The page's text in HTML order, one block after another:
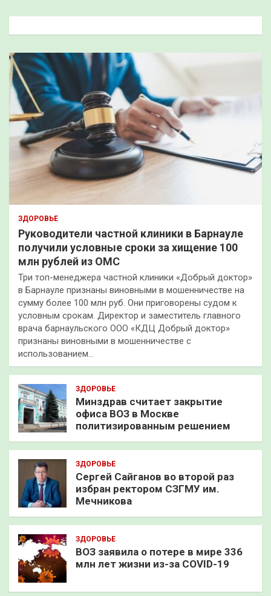
к
ЗДОРОВЬЕ
Руководители частной клиники в Барнауле
получили условные сроки за хищение 100
млн рублей из ОМС
Три топ-менеджера частной клиники «Добрый доктор»
в Барнауле признаны виновными в мошенничестве на
сумму более 100 млн руб. Они приговорены судом к
условным срокам. Директор и заместитель главного
врача барнаульского ООО «КДЦ Добрый доктор»
признаны виновными в мошенничестве с
использованием…
ЗДОРОВЬЕ
Минздрав считает закрытие
офиса ВОЗ в Москве
политизированным решением
ЗДОРОВЬЕ
Сергей Сайганов во второй раз
избран ректором СЗГМУ им.
Мечникова
ЗДОРОВЬЕ
ВОЗ заявила о потере в мире 336
млн лет жизни из-за COVID-19